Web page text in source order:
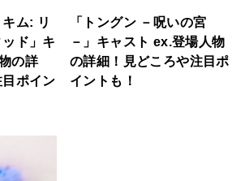
キム: リ
ド」キ
の詳
ポイン
「トングン －呪いの宮
－」キャスト ex.登場人物
の詳細！見どころや注目ポ
イントも！